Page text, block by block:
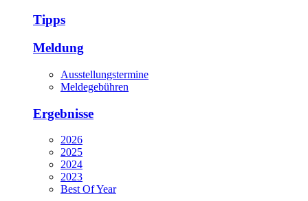
Tipps
Meldung
Ausstellungstermine
Meldegebühren
Ergebnisse
2026
2025
2024
2023
Best Of Year